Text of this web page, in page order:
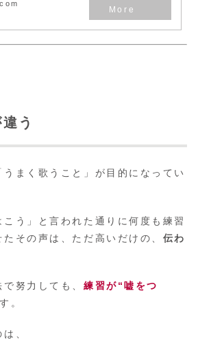
う
まく歌うこと」が目的になってい
こう」と言われた通りに何度も練習
その声は、ただ高いだけの、 伝わ
努力しても、 練習が“嘘をつ
。
、